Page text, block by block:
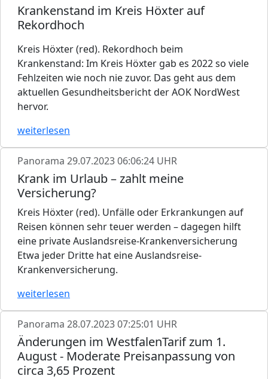
Krankenstand im Kreis Höxter auf
Rekordhoch
Kreis Höxter (red). Rekordhoch beim
Krankenstand: Im Kreis Höxter gab es 2022 so viele
Fehlzeiten wie noch nie zuvor. Das geht aus dem
aktuellen Gesundheitsbericht der AOK NordWest
hervor.
weiterlesen
Panorama 29.07.2023 06:06:24 UHR
Krank im Urlaub – zahlt meine
Versicherung?
Kreis Höxter (red). Unfälle oder Erkrankungen auf
Reisen können sehr teuer werden – dagegen hilft
eine private Auslandsreise-Krankenversicherung
Etwa jeder Dritte hat eine Auslandsreise-
Krankenversicherung.
weiterlesen
Panorama 28.07.2023 07:25:01 UHR
Änderungen im WestfalenTarif zum 1.
August - Moderate Preisanpassung von
circa 3,65 Prozent